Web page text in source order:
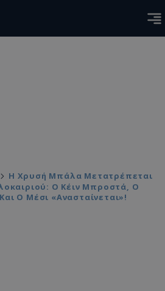
Η Χρυσή Μπάλα Μετατρέπεται
Ο Κέιν Μπροστά, Ο
Ο Μέσι «ανασταίνεται»!